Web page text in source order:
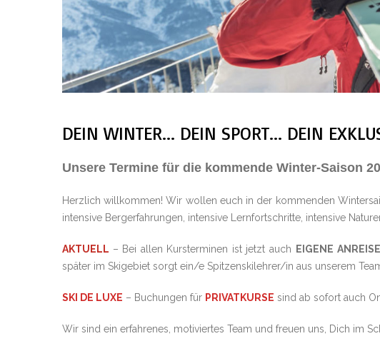
DEIN WINTER... DEIN SPORT... DEIN
Unsere Termine für die kommende Winter-Saison
Herzlich willkommen! Wir wollen euch in der kommenden
intensive Bergerfahrungen, intensive Lernfortschritte, intensive
AKTUELL – Bei allen Kursterminen ist jetzt auch EIGENE ANREISE
später im Skigebiet sorgt ein/e Spitzenskilehrer/in aus unserem
SKI DE LUXE – Buchungen für PRIVATKURSE sind ab sofort auch
Wir sind ein erfahrenes, motiviertes Team und freuen uns, Dich im